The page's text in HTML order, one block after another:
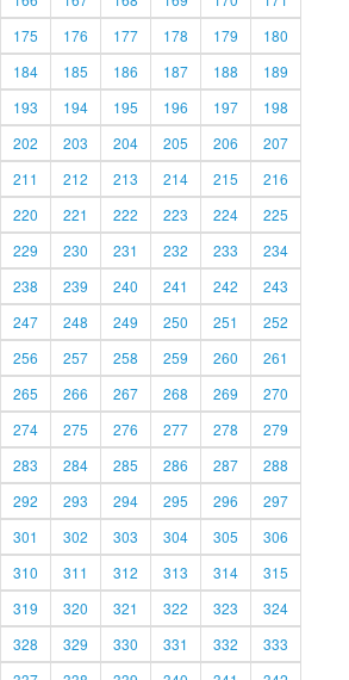
175 176 177 178 179
180
184 185 186 187 188
189
193 194 195 196 197
198
202 203 204 205 206
207
211 212 213 214 215
216
220 221 222 223 224
225
229 230 231 232 233
234
238 239 240 241 242
243
247 248 249 250 251
252
256 257 258 259 260
261
265 266 267 268 269
270
274 275 276 277 278
279
283 284 285 286 287
288
292 293 294 295 296
297
301 302 303 304 305
306
310 311 312 313 314
315
319 320 321 322 323
324
328 329 330 331 332
333